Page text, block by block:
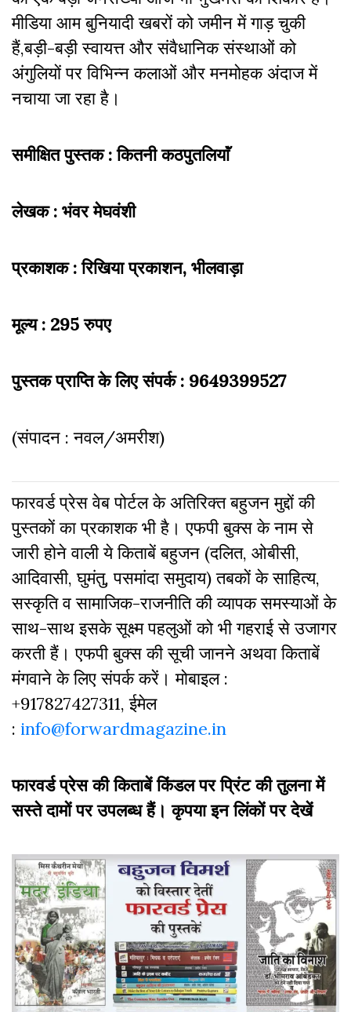
मीडिया आम बुनियादी खबरों को जमीन में गाड़ चुकी
हैं,बड़ी-बड़ी स्वायत्त और संवैधानिक संस्थाओं को
अंगुलियों पर विभिन्न कलाओं और मनमोहक अंदाज में
नचाया जा रहा है।
समीक्षित पुस्तक : कितनी कठपुतलियाॅं
लेखक : भंवर मेघवंशी
प्रकाशक : रिखिया प्रकाशन, भीलवाड़ा
मूल्य : 295 रुपए
पुस्तक प्राप्ति के लिए संपर्क : 9649399527
(संपादन : नवल/अमरीश)
फारवर्ड प्रेस वेब पोर्टल के अतिरिक्‍त बहुजन मुद्दों की
पुस्‍तकों का प्रकाशक भी है। एफपी बुक्‍स के नाम से
जारी होने वाली ये किताबें बहुजन (दलित, ओबीसी,
आदिवासी, घुमंतु, पसमांदा समुदाय) तबकों के साहित्‍य,
सस्‍क‍ृति व सामाजिक-राजनीति की व्‍यापक समस्‍याओं के
साथ-साथ इसके सूक्ष्म पहलुओं को भी गहराई से उजागर
करती हैं। एफपी बुक्‍स की सूची जानने अथवा किताबें
मंगवाने के लिए संपर्क करें। मोबाइल :
+917827427311, ईमेल
: info@forwardmagazine.in
फारवर्ड प्रेस की किताबें किंडल पर प्रिंट की तुलना में
सस्ते दामों पर उपलब्ध हैं। कृपया इन लिंकों पर देखें